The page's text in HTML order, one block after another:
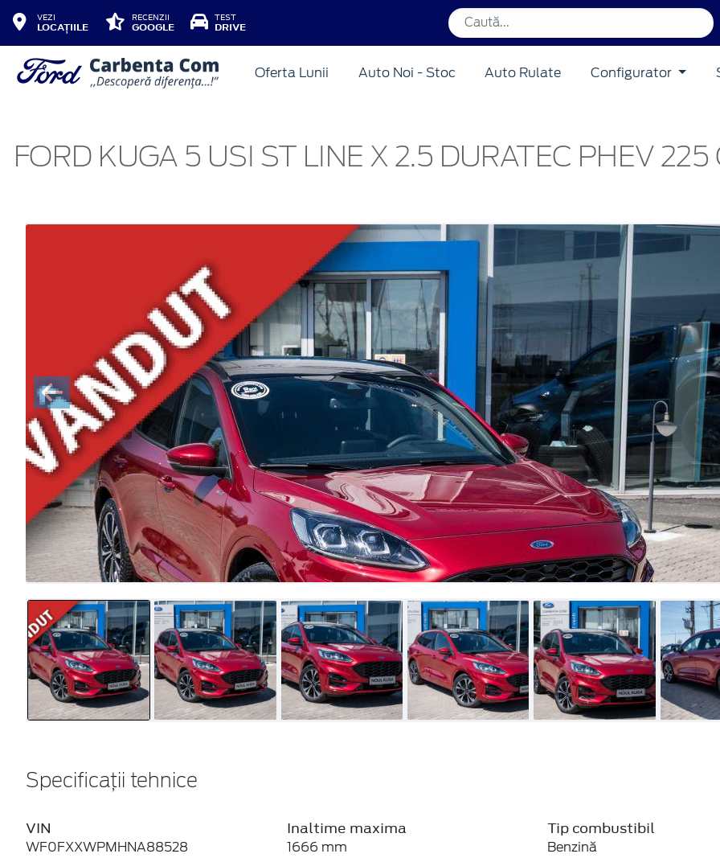
VEZI
LOCAȚIILE
RECENZII
GOOGLE
TEST
DRIVE
Oferta Lunii Auto Noi - Stoc Auto Rulate Configurator
FORD KUGA 5 USI ST LINE X 2.5 DURATEC PHEV 225
Specificații tehnice
VIN
WF0FXXWPMHNA88528
Inaltime maxima
1666 mm
Tip combustibil
Benzină